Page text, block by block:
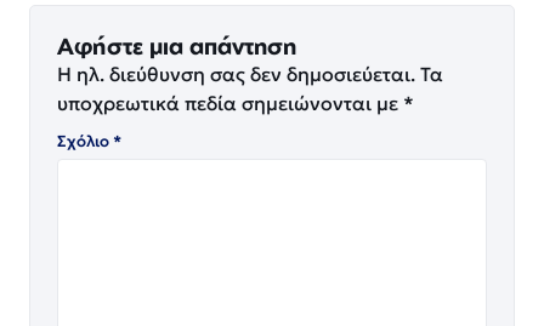
Αφήστε μια απάντηση
Η ηλ. διεύθυνση σας δεν δημοσιεύεται. Τα
υποχρεωτικά πεδία σημειώνονται με *
Σχόλιο*